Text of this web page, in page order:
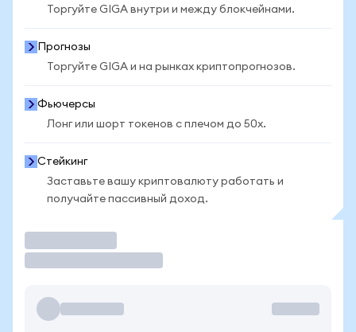
Торгуйте GIGA внутри и между блокчейнами.
Прогнозы
Торгуйте GIGA и на рынках криптопрогнозов.
Фьючерсы
Лонг или шорт токенов с плечом до 50x.
Стейкинг
Заставьте вашу криптовалюту работать и
получайте пассивный доход.